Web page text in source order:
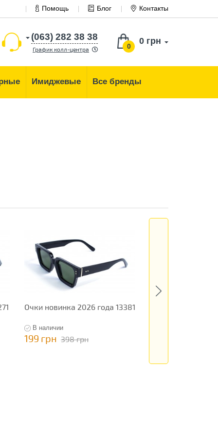
Помощь Блог Контакты
0
0 грн
(063) 282 38 38
График колл-центра
Имиджевые Все бренды
Очки новинка 2026 года 13381
В наличии
199 грн 398 грн